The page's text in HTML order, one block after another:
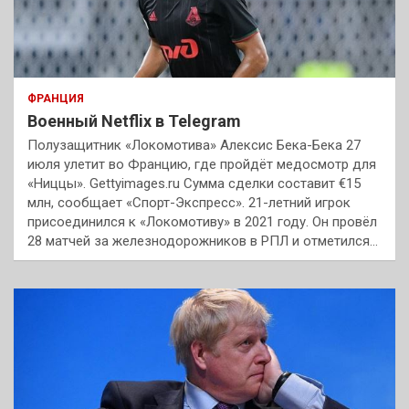
ФРАНЦИЯ
Военный Netflix в Telegram
Полузащитник «Локомотива» Алексис Бека-Бека 27
июля улетит во Францию, где пройдёт медосмотр для
«Ниццы». Gettyimages.ru Сумма сделки составит €15
млн, сообщает «Спорт-Экспресс». 21-летний игрок
присоединился к «Локомотиву» в 2021 году. Он провёл
28 матчей за железнодорожников в РПЛ и отметился…